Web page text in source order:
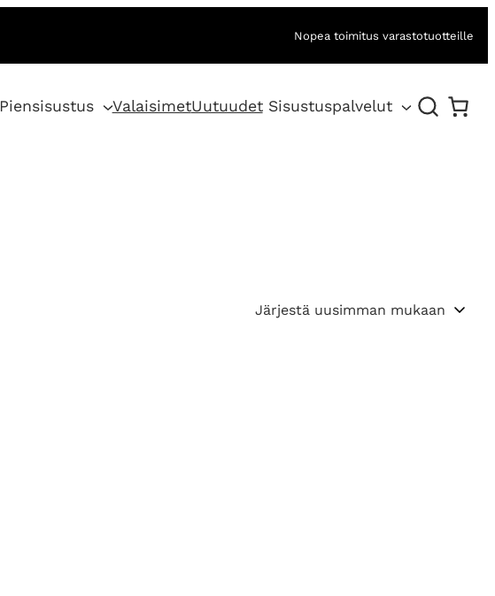
Nopea toimitus varastotuotteille
Piensisustus ValaisimetUutuudet Sisustuspalvelut